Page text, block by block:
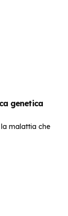
genetica